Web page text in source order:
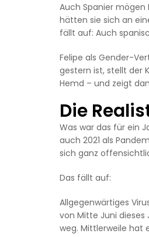
Auch Spanier mögen
hätten sie sich an
fällt auf: Auch
Felipe als Gender-
gestern ist, stellt der
Hemd – und zeigt
Die
Was war das für ein
auch 2021 als
sich ganz
Das fällt auf:
Allgegenwärtiges
von Mitte Juni
weg. Mittlerweile hat